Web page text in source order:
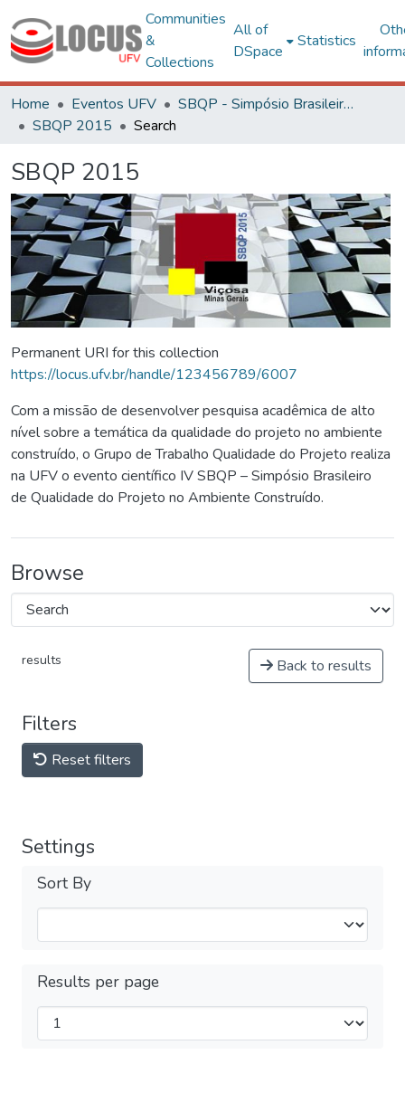
Communities
&
Collections
All of
DSpace
Statistics
Home Eventos UFV
SBQP - Simpósio Brasileiro de Qualidade do Projeto no Ambiente Construído
SBQP 2015
Search
SBQP 2015
Permanent URI for this collection
https://locus.ufv.br/handle/123456789/6007
Com a missão de desenvolver pesquisa acadêmica de alto
nível sobre a temática da qualidade do projeto no ambiente
construído, o Grupo de Trabalho Qualidade do Projeto realiza
na UFV o evento científico IV SBQP – Simpósio Brasileiro
de Qualidade do Projeto no Ambiente Construído.
Browse
results Back to results
Filters
Reset filters
Settings
Sort By
Results per page